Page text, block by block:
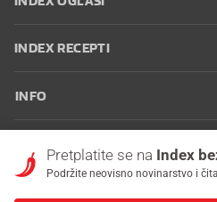
INDEX RECEPTI
INFO
korištenja
Postavke kolačića
Pretplatite se na Index
Podržite neovisno novinarstvo i